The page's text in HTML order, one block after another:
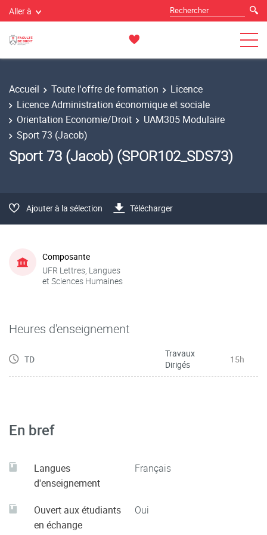
Aller à
Accueil Toute l'offre de formation
Licence
Licence Administration économique et sociale
Orientation Economie/Droit
UAM305 Modulaire
Sport 73 (Jacob)
Sport 73 (Jacob) (SPOR102_SDS73)
Ajouter à la sélection Télécharger
Composante
UFR Lettres, Langues
et Sciences Humaines
Heures d'enseignement
TD
Travaux
Dirigés
15h
En bref
Langues
d'enseignement
Français
Ouvert aux étudiants
en échange
Oui